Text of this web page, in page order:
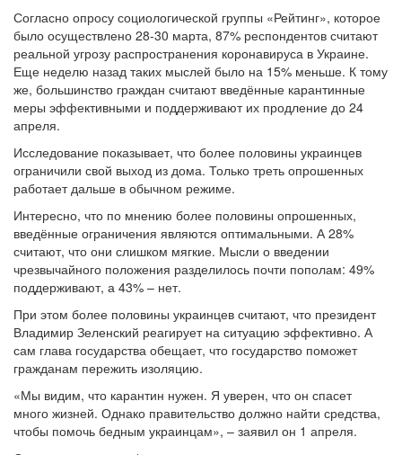
Согласно опросу социологической группы «Рейтинг», которое
было осуществлено 28-30 марта, 87% респондентов считают
реальной угрозу распространения коронавируса в Украине.
Еще неделю назад таких мыслей было на 15% меньше. К тому
же, большинство граждан считают введённые карантинные
меры эффективными и поддерживают их продление до 24
апреля.
Исследование показывает, что более половины украинцев
ограничили свой выход из дома. Только треть опрошенных
работает дальше в обычном режиме.
Интересно, что по мнению более половины опрошенных,
введённые ограничения являются оптимальными. А 28%
считают, что они слишком мягкие. Мысли о введении
чрезвычайного положения разделилось почти пополам: 49%
поддерживают, а 43% – нет.
При этом более половины украинцев считают, что президент
Владимир Зеленский реагирует на ситуацию эффективно. А
сам глава государства обещает, что государство поможет
гражданам пережить изоляцию.
«Мы видим, что карантин нужен. Я уверен, что он спасет
много жизней. Однако правительство должно найти средства,
чтобы помочь бедным украинцам», – заявил он 1 апреля.